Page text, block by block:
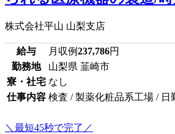
株式会社平山 山梨支店
給与 月収例237,786円
勤務地
山梨県 韮崎市
寮・社宅 なし
仕事内容 検査 / 製薬化粧品系工場 / 日
＼最短45秒で完了／